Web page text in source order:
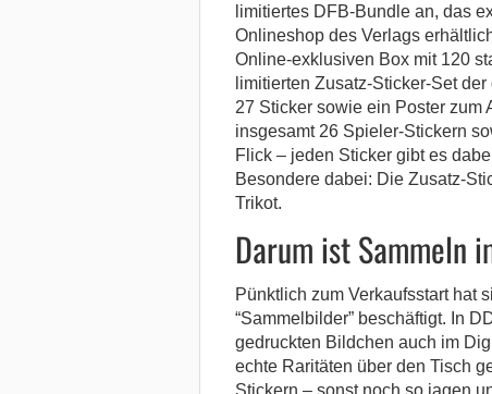
limitiertes DFB-Bundle an, das
Onlineshop des Verlags
Online-exklusiven Box mit 120
limitierten Zusatz-Sticker-Set
27 Sticker sowie ein Poster zum
insgesamt 26 Spieler-Stickern
Flick – jeden Sticker gibt es
Besondere dabei: Die Zusatz-
Trikot.
Darum ist Sammeln
Pünktlich zum Verkaufsstart hat
“Sammelbilder” beschäftigt. In
gedruckten Bildchen auch im
echte Raritäten über den Tisch
Stickern – sonst noch so jagen